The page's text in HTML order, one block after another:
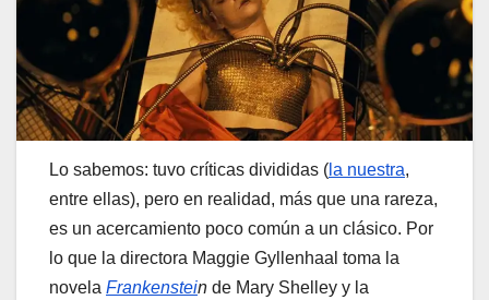
Lo sabemos: tuvo críticas divididas ( la nuestra,
entre ellas), pero en realidad, más que una rareza,
es un acercamiento poco común a un clásico. Por
lo que la directora Maggie Gyllenhaal toma la
novela Frankenstein de Mary Shelley y la